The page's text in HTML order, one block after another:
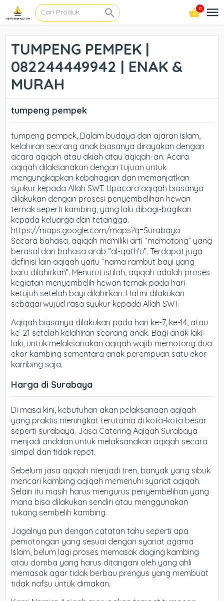
0
TUMPENG PEMPEK |
082244449942 | ENAK &
MURAH
tumpeng pempek
tumpeng pempek, Dalam budaya dan ajaran Islam,
kelahiran seorang anak biasanya dirayakan dengan
acara aqiqoh atau akiah atau aqiqah-an. Acara
aqiqah dilaksanakan dengan tujuan untuk
mengungkapkan kebahagian dan memanjatkan
syukur kepada Allah SWT. Upacara aqiqah biasanya
dilakukan dengan prosesi penyembelihan hewan
ternak seperti kambing, yang lalu dibagi-bagikan
kepada keluarga dan tetangga.
https://maps.google.com/maps?q=Surabaya
Secara bahasa, aqiqah memiliki arti “memotong” yang
berasal dari bahasa arab “al-qath’u”. Terdapat juga
definisi lain aqiqah yaitu “nama rambut bayi yang
baru dilahirkan”. Menurut istilah, aqiqah adalah proses
kegiatan menyembelih hewan ternak pada hari
ketujuh setelah bayi dilahirkan. Hal ini dilakukan
sebagai wujud rasa syukur kepada Allah SWT.
Aqiqah biasanya dilakukan pada hari ke-7, ke-14, atau
ke-21 setelah kelahiran seorang anak. Bagi anak laki-
laki, untuk melaksanakan aqiqah wajib memotong dua
ekor kambing sementara anak perempuan satu ekor
kambing saja.
Harga di Surabaya
Di masa kini, kebutuhan akan pelaksanaan aqiqah
yang praktis meningkat terutama di kota-kota besar
seperti surabaya. Jasa Catering Aqiqah Surabaya
menjadi andalan untuk melaksanakan aqiqah secara
simpel dan tidak repot.
Sebelum jasa aqiqah menjadi tren, banyak yang sibuk
mencari kambing aqiqah memenuhi syariat aqiqah.
Selain itu masih harus mengurus penyembelihan yang
mana bisa dilakukan sendiri atau menggunakan
tukang sembelih kambing.
Jagalnya pun dengan catatan tahu seperti apa
pemotongan yang sesuai dengan syariat agama
Islam, belum lagi proses memasak daging kambing
atau domba yang harus ditangani oleh yang ahli
memasak agar tidak berbau prengus yang membuat
tidak nafsu untuk dimakan.